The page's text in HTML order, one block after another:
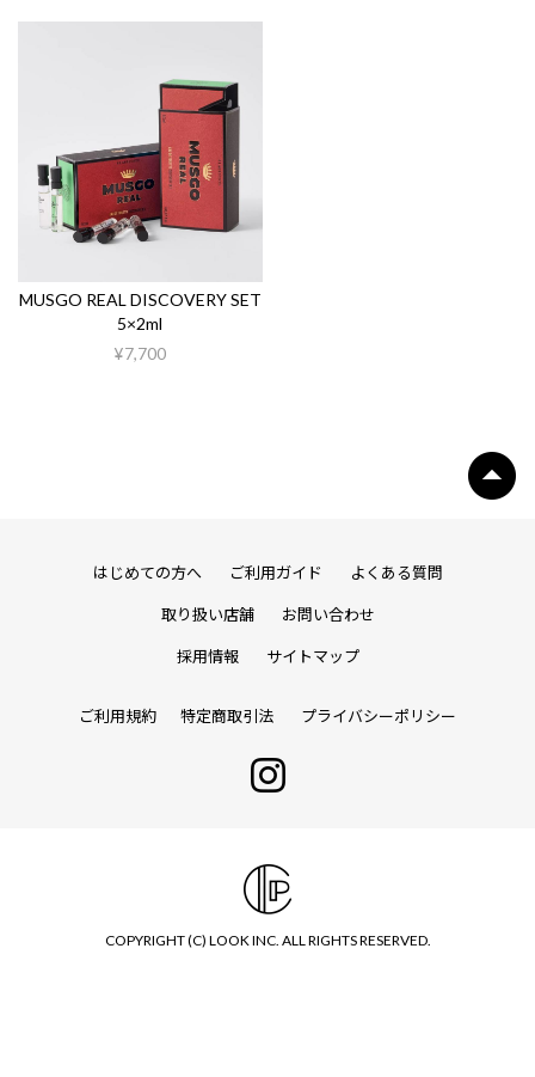
MUSGO REAL DISCOVERY SET
5×2ml
¥7,700
はじめての方へ ご利用ガイド よくある質問
取り扱い店舗 お問い合わせ
採用情報 サイトマップ
ご利用規約 特定商取引法 プライバシーポリシー
COPYRIGHT (C) LOOK INC. ALL RIGHTS RESERVED.